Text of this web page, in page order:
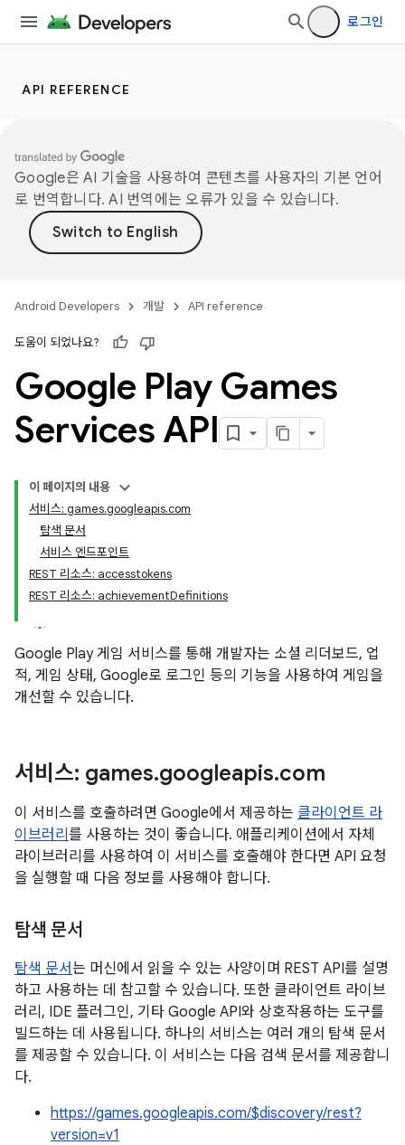
로그인
API REFERENCE
Google은 AI 기술을 사용하여 콘텐츠를 사용자의 기본 언어
로 번역합니다. AI 번역에는 오류가 있을 수 있습니다.
Android Developers 개발 API reference
도움이 되었나요?
Google Play Games
Services API
이 페이지의 내용
서비스: games.googleapis.com
탐색 문서
서비스 엔드포인트
REST 리소스: accesstokens
REST 리소스: achievementDefinitions
Google Play 게임 서비스를 통해 개발자는 소셜 리더보드, 업
적, 게임 상태, Google로 로그인 등의 기능을 사용하여 게임을
개선할 수 있습니다.
서비스: games.googleapis.com
이 서비스를 호출하려면 Google에서 제공하는 클라이언트 라
이브러리 를 사용하는 것이 좋습니다. 애플리케이션에서 자체
라이브러리를 사용하여 이 서비스를 호출해야 한다면 API 요청
을 실행할 때 다음 정보를 사용해야 합니다.
탐색 문서
탐색 문서는 머신에서 읽을 수 있는 사양이며 REST API를 설명
하고 사용하는 데 참고할 수 있습니다. 또한 클라이언트 라이브
러리, IDE 플러그인, 기타 Google API와 상호작용하는 도구를
빌드하는 데 사용됩니다. 하나의 서비스는 여러 개의 탐색 문서
를 제공할 수 있습니다. 이 서비스는 다음 검색 문서를 제공합니
다.
https://games.googleapis.com/$discovery/rest?
version=v1